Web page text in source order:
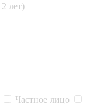
лет)
Частное лицо